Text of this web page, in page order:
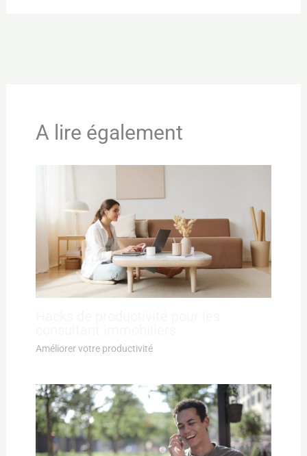
A lire également
Améliorer votre productivité